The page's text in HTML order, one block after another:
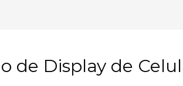
de Display de